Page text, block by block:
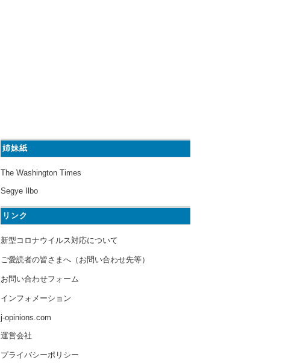
姉妹紙
The Washington Times
Segye Ilbo
リンク
新型コロナウイルス対応について
ご愛読者の皆さまへ（お問い合わせ先等）
お問い合わせフォーム
インフォメーション
j-opinions.com
運営会社
プライバシーポリシー